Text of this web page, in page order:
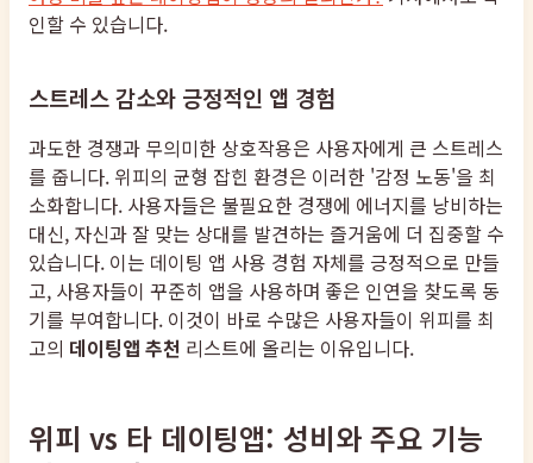
인할 수 있습니다.
스트레스 감소와 긍정적인 앱 경험
과도한 경쟁과 무의미한 상호작용은 사용자에게 큰 스트레스
를 줍니다. 위피의 균형 잡힌 환경은 이러한 '감정 노동'을 최
소화합니다. 사용자들은 불필요한 경쟁에 에너지를 낭비하는
대신, 자신과 잘 맞는 상대를 발견하는 즐거움에 더 집중할 수
있습니다. 이는 데이팅 앱 사용 경험 자체를 긍정적으로 만들
고, 사용자들이 꾸준히 앱을 사용하며 좋은 인연을 찾도록 동
기를 부여합니다. 이것이 바로 수많은 사용자들이 위피를 최
고의 데이팅앱 추천 리스트에 올리는 이유입니다.
위피 vs 타 데이팅앱: 성비와 주요 기능